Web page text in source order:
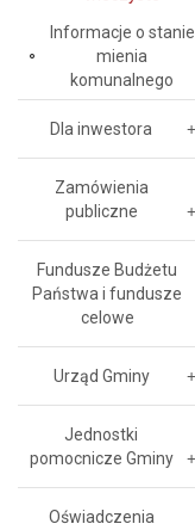
Informacje o stanie
mienia
komunalnego
Dla inwestora
Zamówienia
publiczne
Fundusze Budżetu
Państwa i fundusze
celowe
Urząd Gminy
Jednostki
pomocnicze Gminy
Oświadczenia